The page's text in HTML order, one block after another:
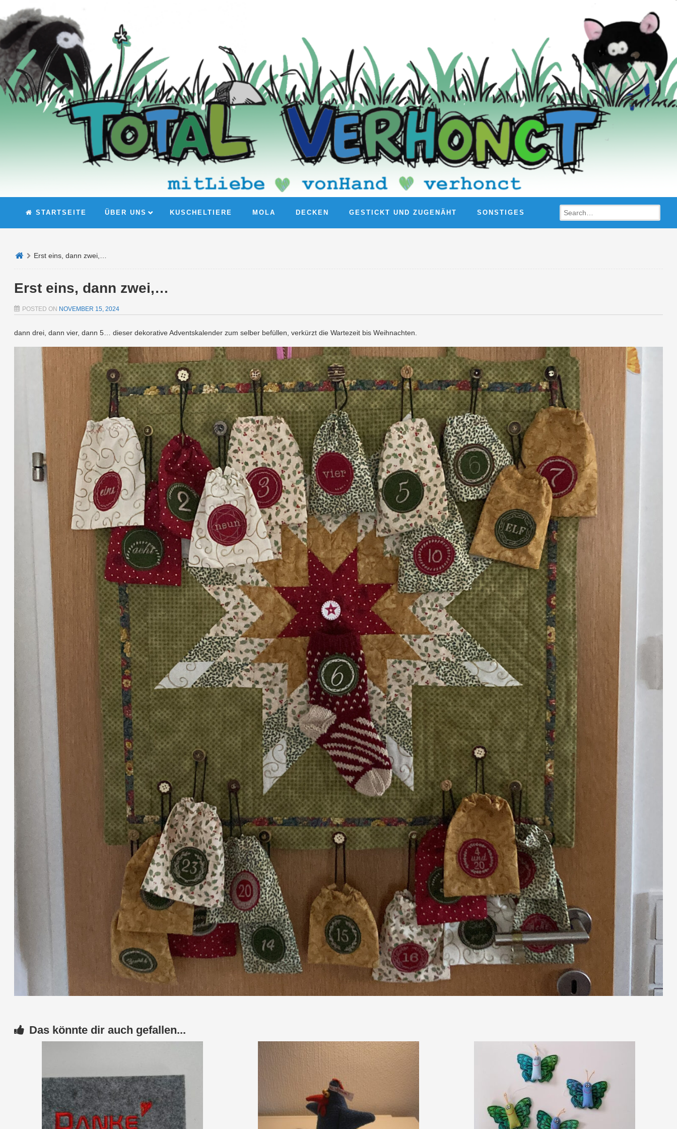
STARTSEITE ÜBER UNS KUSCHELTIERE MOLA DECKEN GESTICKT UND ZUGENÄHT SONSTIGES Search
Erst eins, dann zwei,…
Erst eins, dann zwei,…
POSTED ON NOVEMBER 15, 2024
dann drei, dann vier, dann 5… dieser dekorative Adventskalender zum selber befüllen, verkürzt die Wartezeit bis Weihnachten.
Das könnte dir auch gefallen...